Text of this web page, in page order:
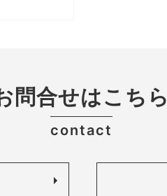
問合せはこちら
contact